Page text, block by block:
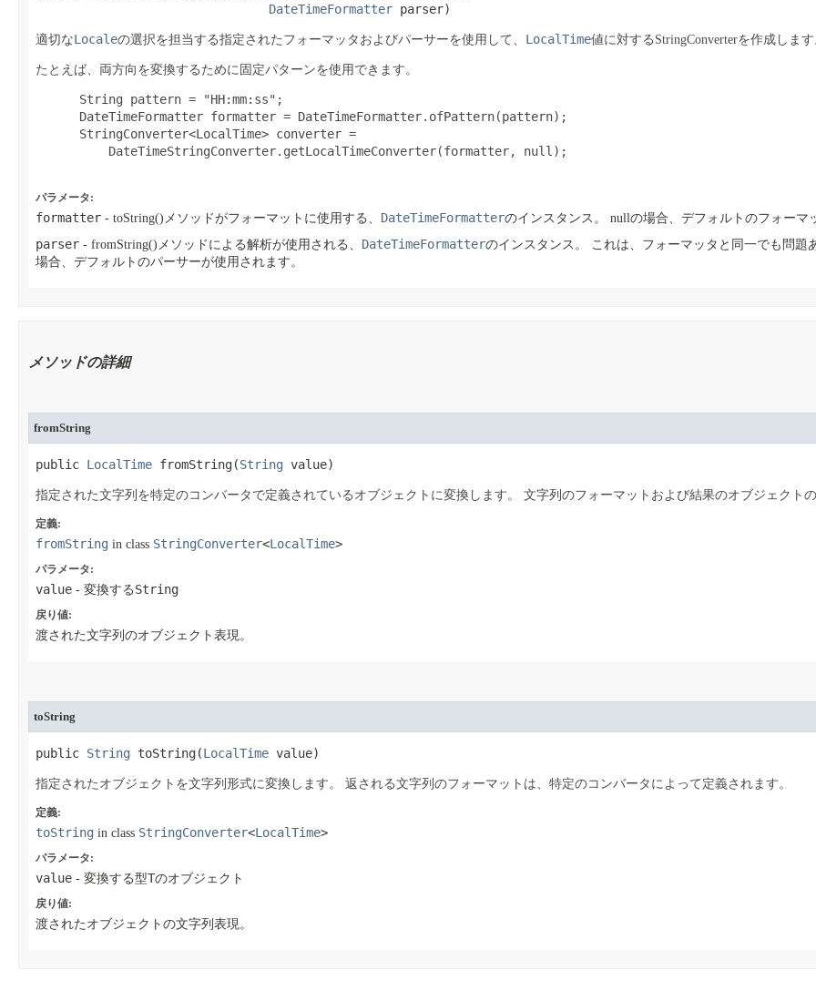
DateTimeFormatter parser)
適切なLocaleの選択を担当する指定されたフォーマッタおよびパーサーを使用して、 LocalTime値に対するStringConverterを作成します
たとえば、両方向を変換するために固定パターンを使用できます。
String pattern = "HH:mm:ss";
DateTimeFormatter formatter = DateTimeFormatter.ofPattern(pattern);
StringConverter<LocalTime> converter =
     DateTimeStringConverter.getLocalTimeConverter(formatter, null);
パラメータ:
formatter - toString()メソッドがフォーマットに使用する、 DateTimeFormatterのインスタンス。 nullの場合、デフォルトのフォーマ
parser - fromString()メソッドによる解析が使用される、 DateTimeFormatterのインスタンス。 これは、フォーマッタと同一でも問題
場合、デフォルトのパーサーが使用されます。
メソッドの詳細
fromString
public LocalTime fromString​(String value)
指定された文字列を特定のコンバータで定義されているオブジェクトに変換します。 文字列のフォーマットおよび結果のオブジェクト
定義:
fromString in class StringConverter<LocalTime>
パラメータ:
value - 変換する String
戻り値:
渡された文字列のオブジェクト表現。
toString
public String toString​(LocalTime value)
指定されたオブジェクトを文字列形式に変換します。 返される文字列のフォーマットは、特定のコンバータによって定義されます。
定義:
toString in class StringConverter<LocalTime>
パラメータ:
value - 変換する型Tのオブジェクト
戻り値:
渡されたオブジェクトの文字列表現。